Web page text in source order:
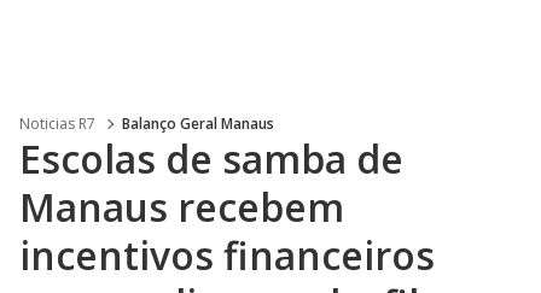
Noticias R7 Balanço Geral Manaus
Escolas de samba de
Manaus recebem
incentivos financeiros